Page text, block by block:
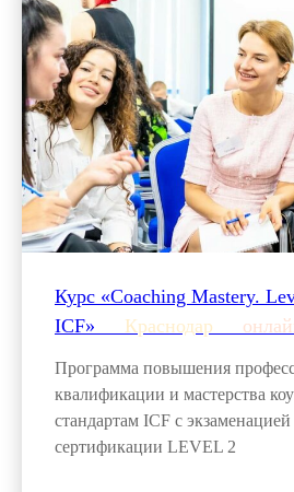
Курс «Coaching Mastery.
ICF»___ Краснодар
Программа повышения
квалификации и мастерства
стандартам ICF с
сертификации LEVEL 2